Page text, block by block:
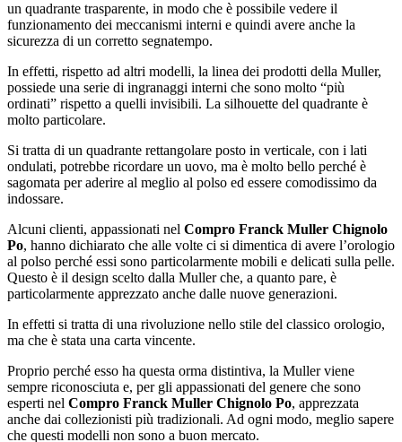
un quadrante trasparente, in modo che è possibile vedere il
funzionamento dei meccanismi interni e quindi avere anche la
sicurezza di un corretto segnatempo.
In effetti, rispetto ad altri modelli, la linea dei prodotti della Muller,
possiede una serie di ingranaggi interni che sono molto “più
ordinati” rispetto a quelli invisibili. La silhouette del quadrante è
molto particolare.
Si tratta di un quadrante rettangolare posto in verticale, con i lati
ondulati, potrebbe ricordare un uovo, ma è molto bello perché è
sagomata per aderire al meglio al polso ed essere comodissimo da
indossare.
Alcuni clienti, appassionati nel Compro Franck Muller Chignolo
Po, hanno dichiarato che alle volte ci si dimentica di avere l’orologio
al polso perché essi sono particolarmente mobili e delicati sulla pelle.
Questo è il design scelto dalla Muller che, a quanto pare, è
particolarmente apprezzato anche dalle nuove generazioni.
In effetti si tratta di una rivoluzione nello stile del classico orologio,
ma che è stata una carta vincente.
Proprio perché esso ha questa orma distintiva, la Muller viene
sempre riconosciuta e, per gli appassionati del genere che sono
esperti nel Compro Franck Muller Chignolo Po, apprezzata
anche dai collezionisti più tradizionali. Ad ogni modo, meglio sapere
che questi modelli non sono a buon mercato.